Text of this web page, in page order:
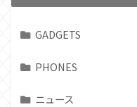
GADGETS
PHONES
ニュース